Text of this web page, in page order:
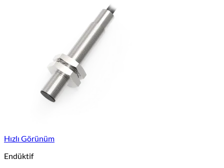
Hızlı Görünüm
Endüktif